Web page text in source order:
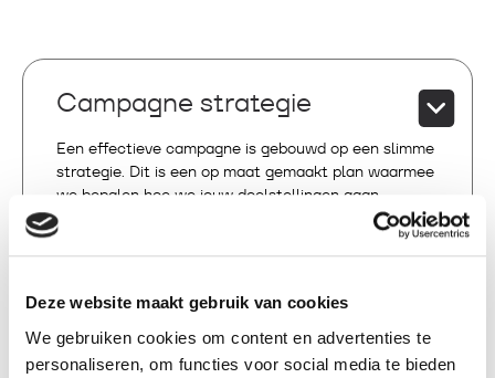
Deze website maakt gebruik van cookies
We gebruiken cookies om content en advertenties te
personaliseren, om functies voor social media te bieden
Campagne strategie
Een effectieve campagne is gebouwd op een slimme
strategie. Dit is een op maat gemaakt plan waarmee
we bepalen hoe we jouw doelstellingen gaan
bereiken en met welke combinatie van on- en offline
Bij het ontwikkelen van jouw campagne strategie
spelen we dus in op jouw specifieke doelstellingen,
doelgroepen en de marktsituatie.